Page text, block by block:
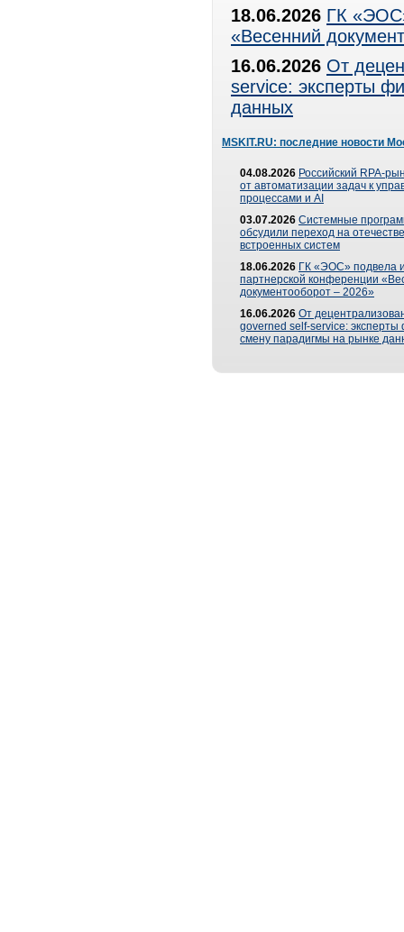
18.06.2026 ГК
«Весенний
16.06.2026 От
service: эксперты
данных
MSKIT.RU: последние новости
04.08.2026 Российский RPA-
от автоматизации задач к
процессами и AI
03.07.2026 Системные
обсудили переход на
встроенных систем
18.06.2026 ГК «ЭОС» подвела
партнерской конференции
документооборот – 2026»
16.06.2026 От
governed self-service: эксперты
смену парадигмы на рынке